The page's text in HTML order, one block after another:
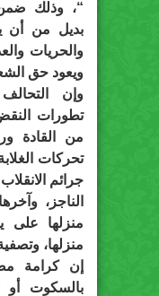
“، وذلك ضمن
بديل من أن
والحريات
ويعود حق
وإن
تطورات
من القادة
تحركات
جرائم
الناجز،
منزلها على
منزلها،
إن كرامة
بالسكوت أو